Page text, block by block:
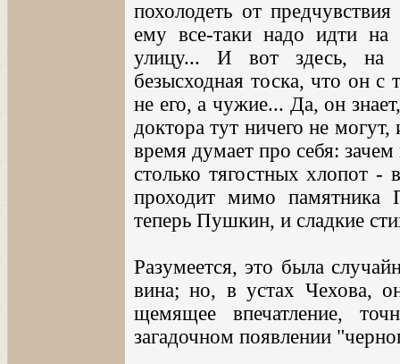
похолодеть от
ему все-таки надо идти
улицу... И вот здесь, на
безысходная тоска, что он с
не его, а чужие... Да, он
доктора тут ничего не
время думает про себя:
столько тягостных хлопот -
проходит мимо
теперь Пушкин, и сладкие
Разумеется, это была
вина; но, в устах Чехова,
щемящее впечатление,
загадочном появлении